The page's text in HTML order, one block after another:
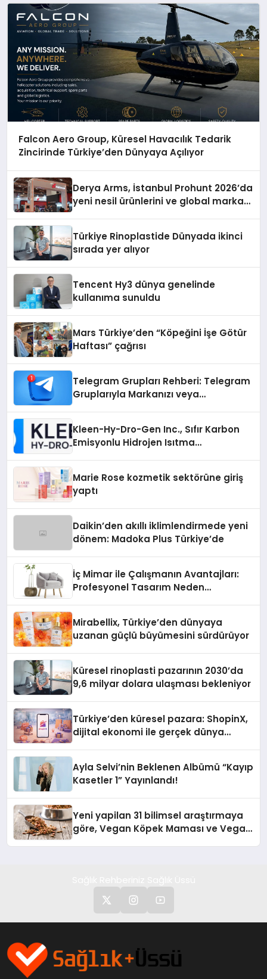
Falcon Aero Group, Küresel Havacılık Tedarik
Zincirinde Türkiye’den Dünyaya Açılıyor
Derya Arms, İstanbul Prohunt 2026’da
yeni nesil ürünlerini ve global marka
Türkiye Rinoplastide Dünyada ikinci
sırada yer alıyor
Tencent Hy3 dünya genelinde
kullanıma sunuldu
Mars Türkiye’den “Köpeğini İşe Götür
Haftası” çağrısı
Telegram Grupları Rehberi: Telegram
Gruplarıyla Markanızı veya
Kleen-Hy-Dro-Gen Inc., Sıfır Karbon
Emisyonlu Hidrojen Isıtma
Marie Rose kozmetik sektörüne giriş
yaptı
Daikin’den akıllı iklimlendirmede yeni
dönem: Madoka Plus Türkiye’de
İç Mimar ile Çalışmanın Avantajları:
Profesyonel Tasarım Neden
Mirabellix, Türkiye’den dünyaya
uzanan güçlü büyümesini sürdürüyor
Küresel rinoplasti pazarının 2030’da
9,6 milyar dolara ulaşması bekleniyor
Türkiye’den küresel pazara: ShopinX,
dijital ekonomi ile gerçek dünya
Ayla Selvi’nin Beklenen Albümü “Kayıp
Kasetler 1” Yayınlandı!
Yeni yapilan 31 bilimsel araştırmaya
göre, Vegan Köpek Maması ve Vegan